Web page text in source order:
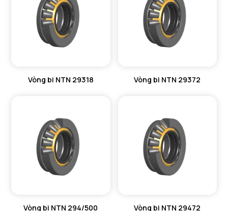
Vòng bi NTN 29318 Vòng bi NTN 29372
Vòng bi NTN 294/500 Vòng bi NTN 29472